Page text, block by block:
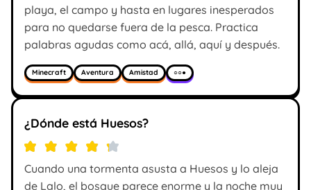
playa, el campo y hasta en lugares inesperados
para no quedarse fuera de la pesca. Practica
palabras agudas como acá, allá, aquí y después.
Minecraft Aventura Amistad ○○●
¿Dónde está Huesos?
Cuando una tormenta asusta a Huesos y lo aleja
de Lalo, el bosque parece enorme y la noche muy